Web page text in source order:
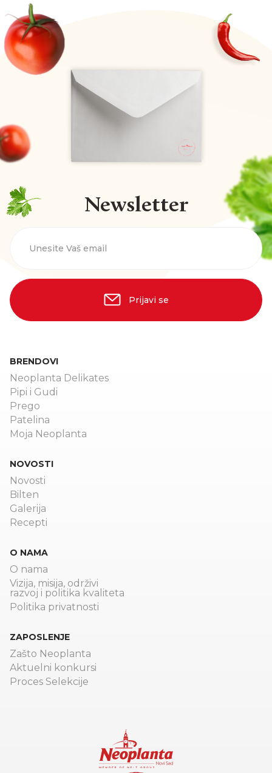
Newsletter
Unesite Vaš email
Prijavi se
BRENDOVI
Neoplanta Delikates
Pipi i Gudi
Prego
Patelina
Moja Neoplanta
NOVOSTI
Novosti
Bilten
Galerija
Recepti
O NAMA
O nama
Vizija, misija, održivi
razvoj i politika kvaliteta
Politika privatnosti
ZAPOSLENJE
Zašto Neoplanta
Aktuelni konkursi
Proces Selekcije